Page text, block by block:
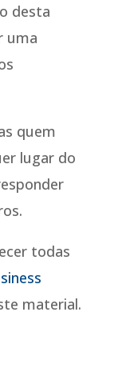
desta
uma
quem
lugar do
todas
material.